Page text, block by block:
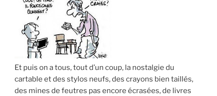
Et puis on a tous, tout d’un coup, la nostalgie du
cartable et des stylos neufs, des crayons bien taillés,
des mines de feutres pas encore écrasées, de livres